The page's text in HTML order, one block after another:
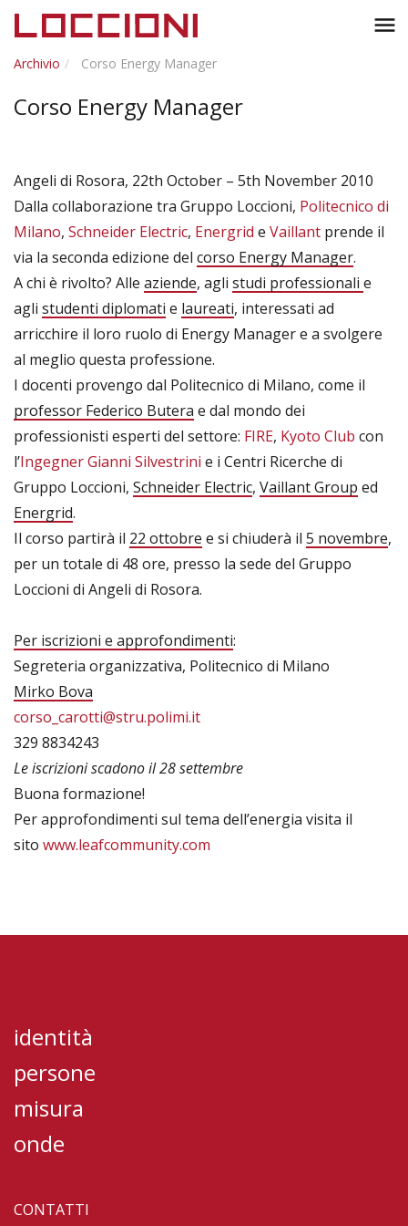
menu
Archivio Corso Energy Manager
Corso Energy Manager
Angeli di Rosora, 22th October – 5th November 2010
Dalla collaborazione tra Gruppo Loccioni, Politecnico di
Milano, Schneider Electric, Energrid e Vaillant prende il
via la seconda edizione del corso Energy Manager.
A chi è rivolto? Alle aziende, agli studi professionali e
agli studenti diplomati e laureati, interessati ad
arricchire il loro ruolo di Energy Manager e a svolgere
al meglio questa professione.
I docenti provengo dal Politecnico di Milano, come il
professor Federico Butera e dal mondo dei
professionisti esperti del settore: FIRE, Kyoto Club con
l’Ingegner Gianni Silvestrini e i Centri Ricerche di
Gruppo Loccioni, Schneider Electric, Vaillant Group ed
Energrid.
Il corso partirà il 22 ottobre e si chiuderà il 5 novembre,
per un totale di 48 ore, presso la sede del Gruppo
Loccioni di Angeli di Rosora.
Per iscrizioni e approfondimenti:
Segreteria organizzativa, Politecnico di Milano
Mirko Bova
corso_carotti@stru.polimi.it
329 8834243
Le iscrizioni scadono il 28 settembre
Buona formazione!
Per approfondimenti sul tema dell’energia visita il
sito www.leafcommunity.com
identità
persone
misura
onde
CONTATTI